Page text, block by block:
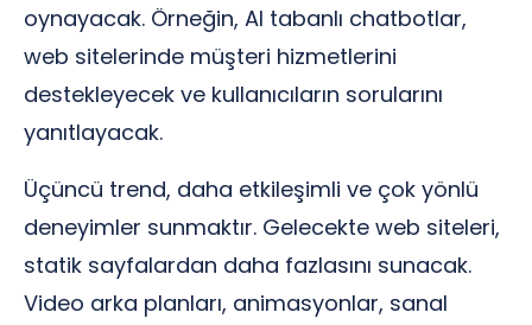
oynayacak. Örneğin, AI tabanlı chatbotlar,
web sitelerinde müşteri hizmetlerini
destekleyecek ve kullanıcıların sorularını
yanıtlayacak.
Üçüncü trend, daha etkileşimli ve çok yönlü
deneyimler sunmaktır. Gelecekte web siteleri,
statik sayfalardan daha fazlasını sunacak.
Video arka planları, animasyonlar, sanal